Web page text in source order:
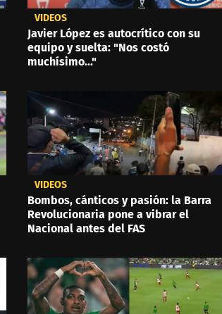
VIDEOS
Javier López es autocrítico con su
equipo y suelta: "Nos costó
muchísimo..."
VIDEOS
Bombos, cánticos y pasión: la Barra
Revolucionaria pone a vibrar el
Nacional antes del FAS